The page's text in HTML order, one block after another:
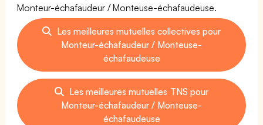
Monteur-échafaudeur / Monteuse-échafaudeuse.
Les meilleures mutuelles collectives pour
Monteur-échafaudeur / Monteuse-
échafaudeuse
Les meilleures mutuelles TNS pour
Monteur-échafaudeur / Monteuse-
échafaudeuse